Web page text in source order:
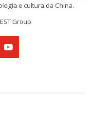
e cultura da China.
Group.